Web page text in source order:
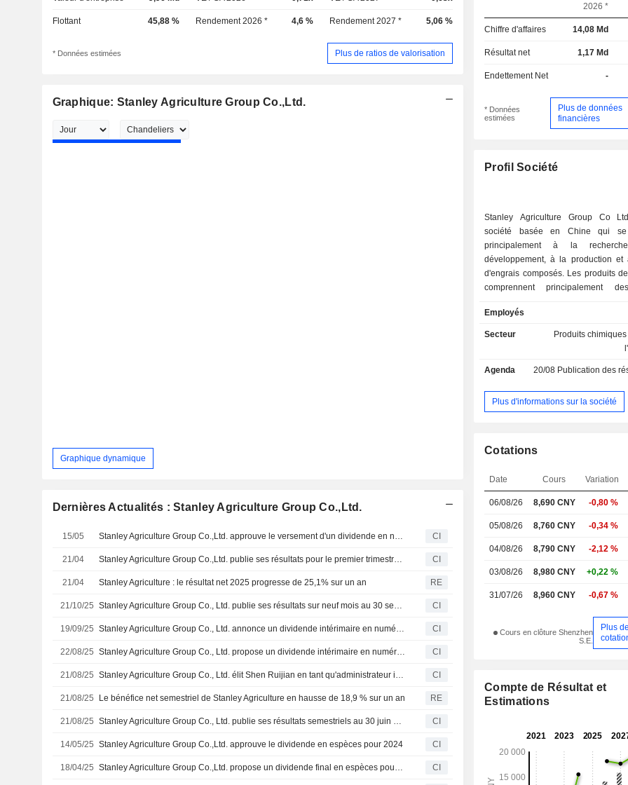
Flottant 45,88 % Rendement 2026 * 4,6 % Rendement 2027 * 5,06 %
* Données estimées Plus de ratios de valorisation
Graphique: Stanley Agriculture Group Co.,Ltd.
Graphique dynamique
Dernières Actualités : Stanley Agriculture Group Co.,Ltd.
15/05 Stanley Agriculture Group Co.,Ltd. approuve le versement d'un dividende en numéraire pour l'exercice 2025 CI
21/04 Stanley Agriculture Group Co.,Ltd. publie ses résultats pour le premier trimestre clos le 31 mars 2026 CI
21/04 Stanley Agriculture : le résultat net 2025 progresse de 25,1% sur un an RE
21/10/25 Stanley Agriculture Group Co., Ltd. publie ses résultats sur neuf mois au 30 septembre 2025 CI
19/09/25 Stanley Agriculture Group Co., Ltd. annonce un dividende intérimaire en numéraire sur les actions A pour 2025, paiement prévu le 25 septembre 2025 CI
22/08/25 Stanley Agriculture Group Co., Ltd. propose un dividende intérimaire en numéraire pour le premier semestre 2025 CI
21/08/25 Stanley Agriculture Group Co., Ltd. élit Shen Ruijian en tant qu'administrateur indépendant CI
21/08/25 Le bénéfice net semestriel de Stanley Agriculture en hausse de 18,9 % sur un an RE
21/08/25 Stanley Agriculture Group Co., Ltd. publie ses résultats semestriels au 30 juin 2025 CI
14/05/25 Stanley Agriculture Group Co.,Ltd. approuve le dividende en espèces pour 2024 CI
18/04/25 Stanley Agriculture Group Co.,Ltd. propose un dividende final en espèces pour l'exercice 2024. CI
2026 *
Chiffre d'affaires 14,08 Md
Résultat net 1,17 Md
Endettement Net -
* Données
estimées
Plus de données
financières
Profil Société
Stanley Agriculture Group Co
société basée en Chine qui se
principalement à la
développement, à la production et
d'engrais composés. Les produits
comprennent principalement
composés à base de chlore,
composés azotés et d'autres
produits de la société sont
blé et le riz, ainsi que dans celle
les fruits, les légumes et les fleurs
La société exerce principalement
Employés
Secteur
Produits
Agenda 20/08 Publication des résultats
Plus d'informations sur la société
Cotations
Date Cours Variation
06/08/26 8,690 CNY -0,80 %
05/08/26 8,760 CNY -0,34 %
04/08/26 8,790 CNY -2,12 %
03/08/26 8,980 CNY +0,22 %
31/07/26 8,960 CNY -0,67 %
Cours en clôture Shenzhen
S.E.
Plus de
Compte de Résultat et
Estimations